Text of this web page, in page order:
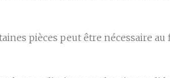
pièces peut être nécessaire au